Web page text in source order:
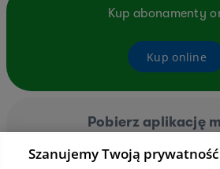
Kup abonamenty
Kup online
Pobierz aplikację
Szanujemy Twoją prywatność